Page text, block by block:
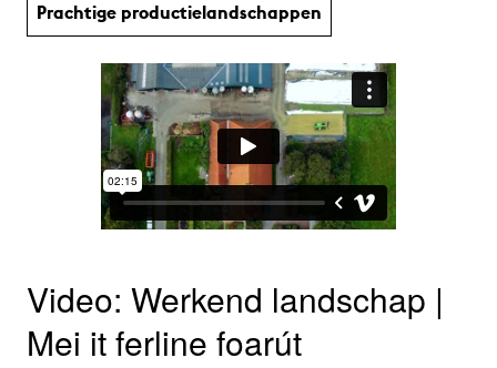
Prachtige productie­land­schap­pen
Video: Werkend landschap |
Mei it ferline foarút